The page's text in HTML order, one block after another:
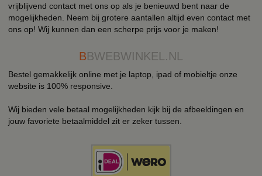
vrijblijvend contact met ons op als je benieuwd bent naar de
mogelijkheden. Neem bij grotere aantallen altijd even contact met
ons op! Wij kunnen dan een scherpe prijs voor je maken!
BBWEBWINKEL.NL
Bestel gemakkelijk online met je laptop, ipad of mobieltje onze
website is 100% responsive.
Wij bieden vele betaal mogelijkheden kijk bij de afbeeldingen en
jouw favoriete betaalmiddel zit er zeker tussen.